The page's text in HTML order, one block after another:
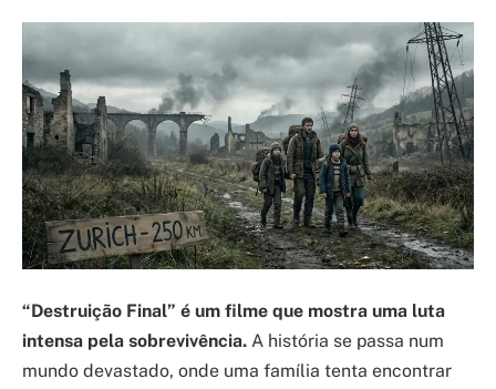
“Destruição Final” é um filme que mostra uma luta
intensa pela sobrevivência. A história se passa num
mundo devastado, onde uma família tenta encontrar